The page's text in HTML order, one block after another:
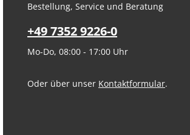
Bestellung, Service und Beratung
+49 7352 9226-0
Mo-Do, 08:00 - 17:00 Uhr
Oder über unser Kontaktformular.